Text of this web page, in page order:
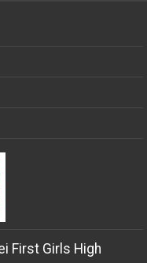
First Girls High